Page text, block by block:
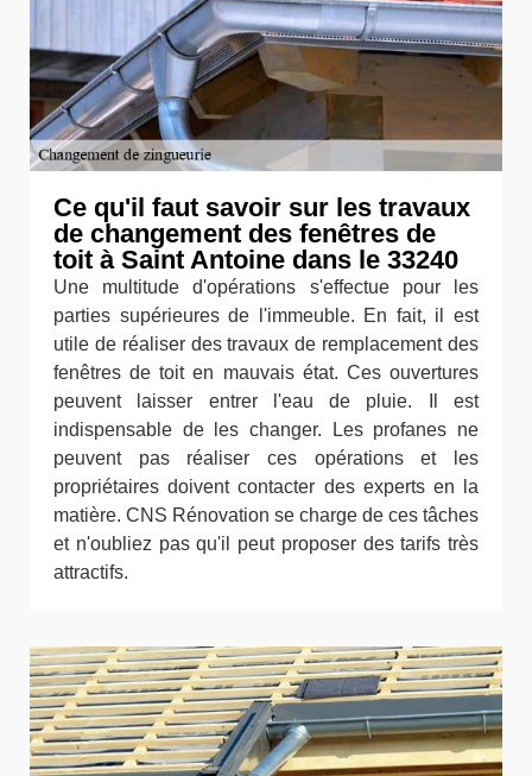
Ce qu'il faut savoir sur les travaux
de changement des fenêtres de
toit à Saint Antoine dans le 33240
Une multitude d'opérations s'effectue pour les
parties supérieures de l'immeuble. En fait, il est
utile de réaliser des travaux de remplacement des
fenêtres de toit en mauvais état. Ces ouvertures
peuvent laisser entrer l'eau de pluie. Il est
indispensable de les changer. Les profanes ne
peuvent pas réaliser ces opérations et les
propriétaires doivent contacter des experts en la
matière. CNS Rénovation se charge de ces tâches
et n'oubliez pas qu'il peut proposer des tarifs très
attractifs.